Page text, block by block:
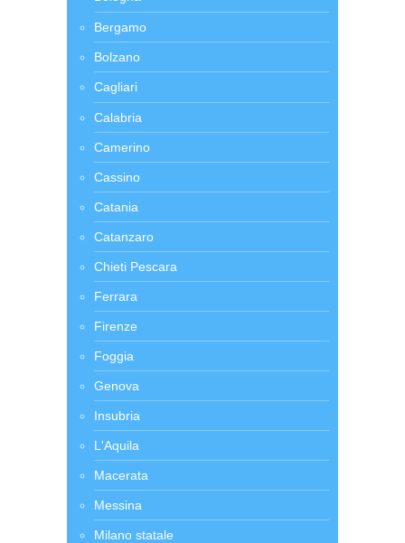
Bergamo
Bolzano
Cagliari
Calabria
Camerino
Cassino
Catania
Catanzaro
Chieti Pescara
Ferrara
Firenze
Foggia
Genova
Insubria
L'Aquila
Macerata
Messina
Milano statale